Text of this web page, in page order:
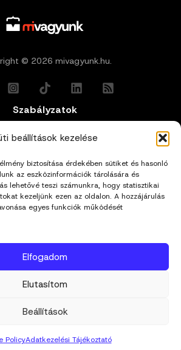
beállítások kezelése
biztosítása érdekében sütiket és hasonló
az eszközinformációk tárolására és
lehetővé teszi számunkra, hogy statisztikai
kezeljünk ezen az oldalon. A hozzájárulás
egyes funkciók működését
Elfogadom
Elutasítom
Beállítások
PolicyAdatkezelési Tájékoztató
© 2026 mivagyunk.hu.
Szabályzatok
Felhasználási Feltételek
Tájékoztató
Impresszum
Kapcsolat
hello@mivagyunk.hu